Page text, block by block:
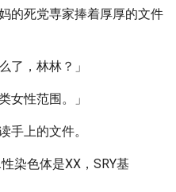
的死党専家捧着厚厚的文件
了，林林？」
女性范围。」
手上的文件。
染色体是XX，SRY基